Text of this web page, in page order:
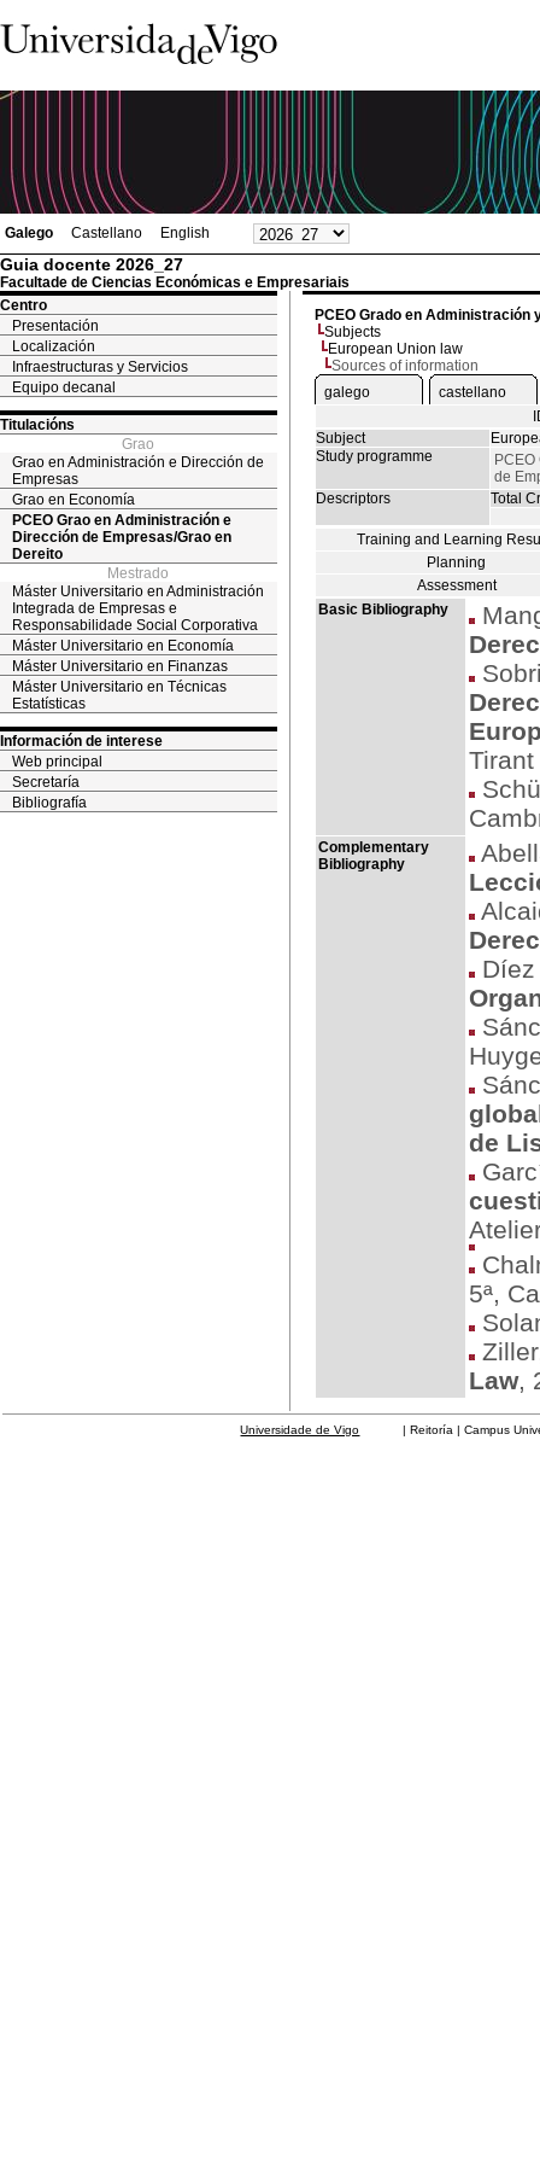
Galego Castellano English
Guia docente 2026_27
Facultade de Ciencias Económicas e Empresariais
Centro
Presentación
Localización
Infraestructuras y Servicios
Equipo decanal
Titulacións
Grao
Grao en Administración e Dirección de
Empresas
Grao en Economía
PCEO Grao en Administración e
Dirección de Empresas/Grao en
Dereito
Mestrado
Máster Universitario en Administración
Integrada de Empresas e
Responsabilidade Social Corporativa
Máster Universitario en Economía
Máster Universitario en Finanzas
Máster Universitario en Técnicas
Estatísticas
Información de interese
Web principal
Secretaría
Bibliografía
PCEO Grado en
Subjects
European Union law
Sources of information
galego
castellano
Subject
Study programme
de
Descriptors
Total
Training and Learning
Planning
Assessment
Basic Bibliography
Complementary
Bibliography
de
5ª,
Law,
Universidade de Vigo | Reitoría | Campus